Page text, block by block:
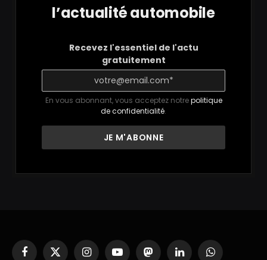
l’actualité automobile
Recevez l'essentiel de l'actu
gratuitement
En vous abonnant, vous acceptez notrepolitique
de confidentialité.
Facebook
X InstagramYouTubeMastodonLinkedInWhatsApp